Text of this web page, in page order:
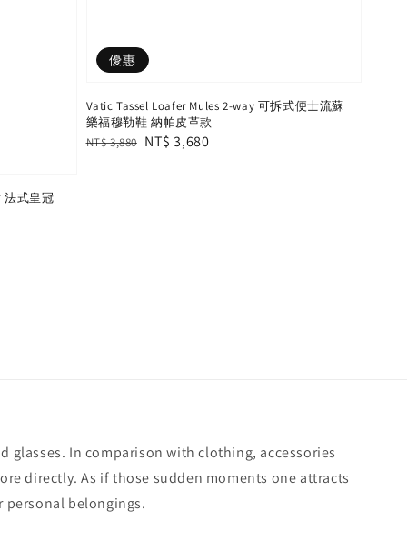
法式皇冠
優惠
Vatic Tassel Loafer Mules 2-way 可拆式便士流蘇
樂福穆勒鞋 納帕皮革款
Regular
NT$ 3,880 Sale
NT$ 3,680
glasses. In comparison with clothing, accessories
directly. As if those sudden moments one attracts
personal belongings.